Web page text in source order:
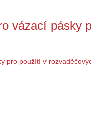
vázací